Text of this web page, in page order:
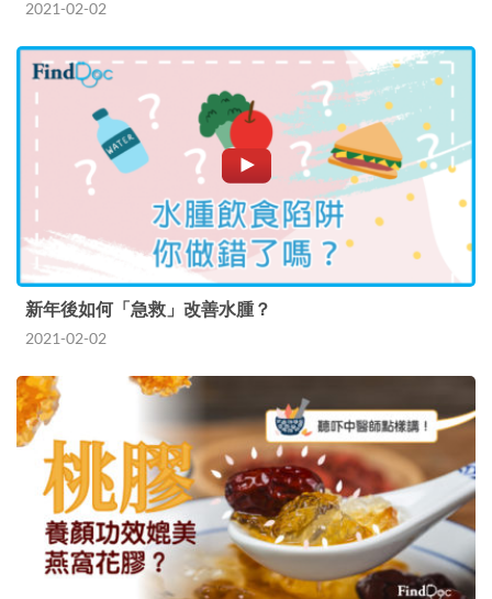
2021-02-02
新年後如何「急救」改善水腫？
2021-02-02